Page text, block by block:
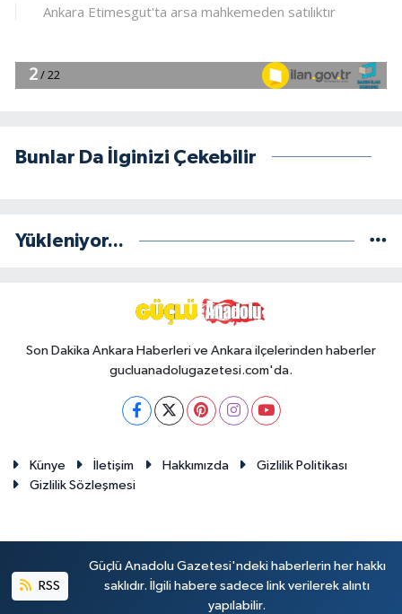
Bunlar Da İlginizi Çekebilir
Yükleniyor...
Son Dakika Ankara Haberleri ve Ankara ilçelerinden haberler
gucluanadolugazetesi.com'da.
Künye İletişim Hakkımızda
Gizlilik Politikası
Gizlilik Sözleşmesi
RSS
Güçlü Anadolu Gazetesi'ndeki haberlerin her hakkı
saklıdır. İlgili habere sadece link verilerek alıntı
yapılabilir.